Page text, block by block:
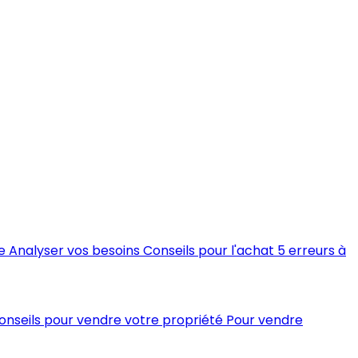
Analyser vos besoinsConseils pour l'achat 5 erreurs à
pour vendre votre propriété Pour vendre